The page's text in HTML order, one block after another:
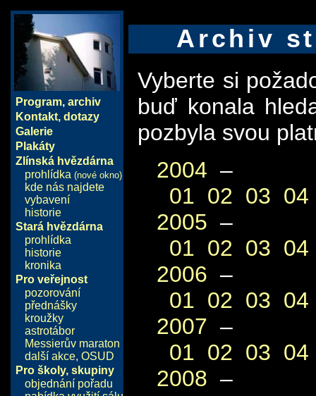
Program, archiv
Kontakt, dotazy
Galerie
Plakáty
Zlínská hvězdárna
prohlídka (nové okno)
kde nás najdete
vybavení
historie
Stará hvězdárna
prohlídka
historie
kronika
Pro veřejnost
pozorování
přednášky
kroužky
astrotábor
Messierův maraton
další akce, OSUD
Pro školy, skupiny
objednání pořadu
Archiv
Vyberte si
buď konala
pozbyla svou
2004 –
01 02 03 04
2005 –
01 02 03 04
2006 –
01 02 03 04
2007 –
01 02 03 04
2008 –